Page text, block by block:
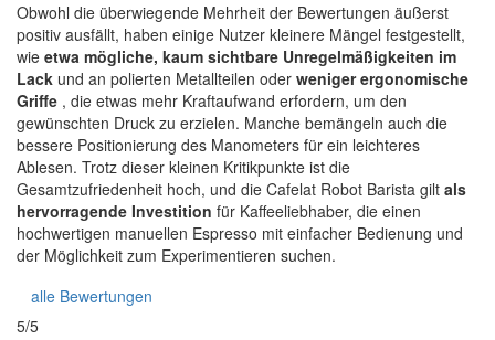
Obwohl die überwiegende Mehrheit der Bewertungen äußerst
positiv ausfällt, haben einige Nutzer kleinere Mängel festgestellt,
wie etwa mögliche, kaum sichtbare Unregelmäßigkeiten im
Lack und an polierten Metallteilen oder weniger ergonomische
Griffe , die etwas mehr Kraftaufwand erfordern, um den
gewünschten Druck zu erzielen. Manche bemängeln auch die
bessere Positionierung des Manometers für ein leichteres
Ablesen. Trotz dieser kleinen Kritikpunkte ist die
Gesamtzufriedenheit hoch, und die Cafelat Robot Barista gilt als
hervorragende Investition für Kaffeeliebhaber, die einen
hochwertigen manuellen Espresso mit einfacher Bedienung und
der Möglichkeit zum Experimentieren suchen.
alle Bewertungen
5/5